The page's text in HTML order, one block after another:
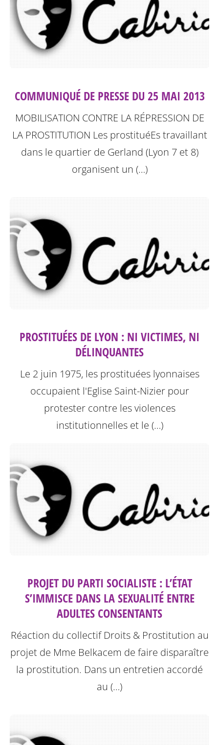
COMMUNIQUÉ DE PRESSE DU 25 MAI 2013
MOBILISATION CONTRE LA RÉPRESSION DE
LA PROSTITUTION Les prostituéEs travaillant
dans le quartier de Gerland (Lyon 7 et 8)
organisent un (…)
PROSTITUÉES DE LYON : NI VICTIMES, NI
DÉLINQUANTES
Le 2 juin 1975, les prostituées lyonnaises
occupaient l'Eglise Saint-Nizier pour
protester contre les violences
institutionnelles et le (…)
PROJET DU PARTI SOCIALISTE : L’ÉTAT
S’IMMISCE DANS LA SEXUALITÉ ENTRE
ADULTES CONSENTANTS
Réaction du collectif Droits & Prostitution au
projet de Mme Belkacem de faire disparaître
la prostitution. Dans un entretien accordé
au (…)